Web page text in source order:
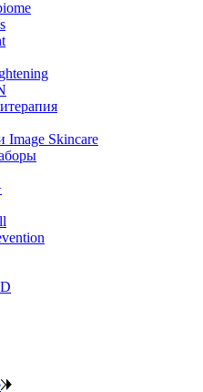
Image Skincare